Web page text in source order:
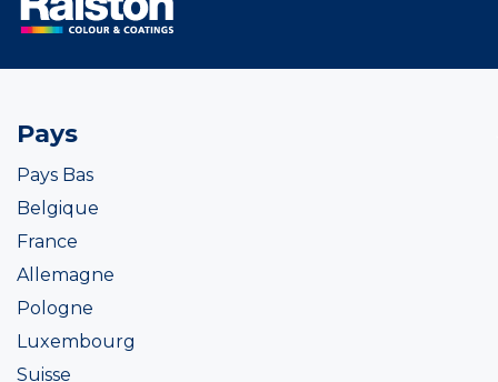
Pays
Pays Bas
Belgique
France
Allemagne
Pologne
Luxembourg
Suisse